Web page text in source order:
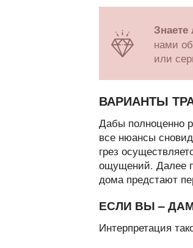
нами
или
ВАРИАНТЫ
Дабы полноценно
все нюансы
грез
ощущений. Далее
дома предстают
ЕСЛИ ВЫ –
Интерпретация